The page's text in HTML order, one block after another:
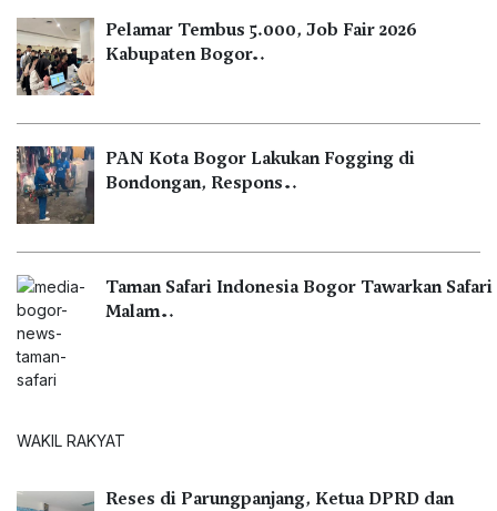
Pelamar Tembus 5.000, Job Fair 2026
Kabupaten Bogor…
PAN Kota Bogor Lakukan Fogging di
Bondongan, Respons…
Taman Safari Indonesia Bogor Tawarkan Safari
Malam…
WAKIL RAKYAT
Reses di Parungpanjang, Ketua DPRD dan